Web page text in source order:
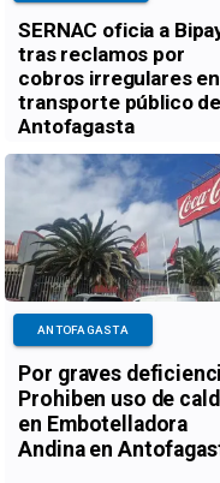
SERNAC oficia a
tras reclamos por
cobros irregulares
transporte público de
Antofagasta
Por graves
Prohiben uso de
en Embotelladora
Andina en
ANTOFAGASTA